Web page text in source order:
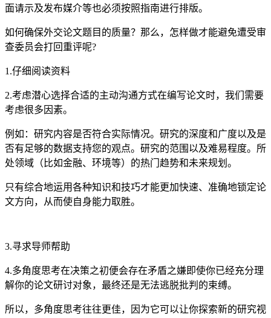
面请示及发布媒介等也必须按照指南进行排版。
如何确保外交论文题目的质量？那么，怎样做才能避免遭受审
查委员会打回重评呢?
1.仔细阅读资料
2.考虑潜心选择合适的主动沟通方式在编写论文时，我们需要
考虑很多因素。
例如：研究内容是否符合实际情况。研究的深度和广度以及是
否有足够的数据支持您的观点。研究的范围以及难易程度。所
处领域（比如金融、环境等）的热门趋势和未来规划。
只有综合地运用各种知识和技巧才能更加快速、准确地锁定论
文方向，从而使自身能力取胜。
3.寻求导师帮助
4.多角度思考在决策之初便会存在矛盾之嫌即使你已经充分理
解你的论文研讨对象，最终还是无法逃脱批判的束缚。
所以，多角度思考往往更佳，因为它可以让你探索新的研究视